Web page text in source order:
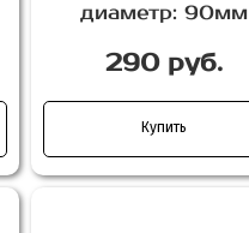
диаметр: 90мм
290 руб.
Купить